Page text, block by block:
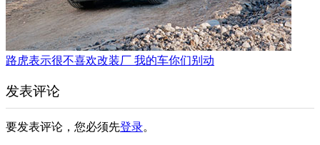
路虎表示很不喜欢改装厂 我的车你们别动
发表评论
要发表评论，您必须先登录。